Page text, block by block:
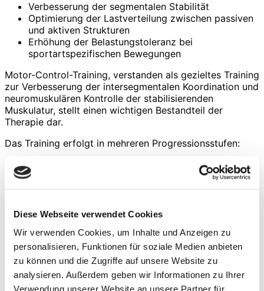
Diese Webseite verwendet Cookies
Wir verwenden Cookies, um Inhalte und Anzeigen zu
personalisieren, Funktionen für soziale Medien anbieten
zu können und die Zugriffe auf unsere Website zu
analysieren. Außerdem geben wir Informationen zu Ihrer
Verwendung unserer Website an unsere Partner für
Verbesserung der segmentalen Stabilität
Optimierung der Lastverteilung zwischen passiven
und aktiven Strukturen
Erhöhung der Belastungstoleranz bei
sportartspezifischen Bewegungen
Motor-Control-Training, verstanden als gezieltes Training
zur Verbesserung der intersegmentalen Koordination und
neuromuskulären Kontrolle der stabilisierenden
Muskulatur, stellt einen wichtigen Bestandteil der
Therapie dar.
Das Training erfolgt in mehreren Progressionsstufen:
Phase 1: Aktivierung der tiefen
Stabilisationsmuskulatur unter geringer Belastung.
Phase 2: Verbesserung der Muskelausdauer und
Phase 3: Integration funktioneller
Ausfallschritte.
Phase 4: Sportartspezifische
Belastungsprogression mit Sprint-,
Richtungswechsel- und Landungsbewegungen.